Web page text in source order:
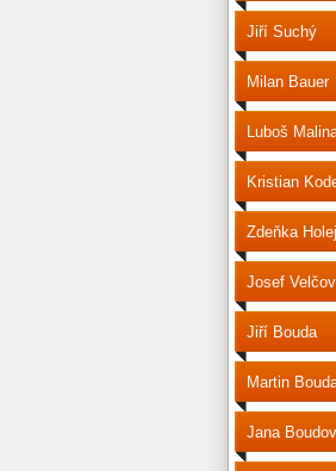
Jiří Suchý
Milan Bauer
Luboš
Kristian
Zdeňka
Josef
Jiří Bouda
Martin
Jana